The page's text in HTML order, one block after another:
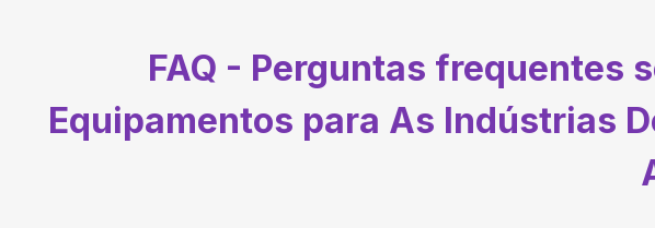
FAQ - Perguntas frequentes
Equipamentos para As Indústrias